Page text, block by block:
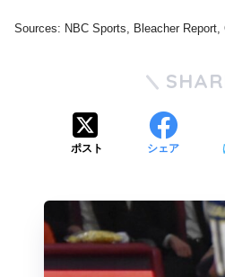
Sources: NBC Sports, Bleacher Report,
ポスト シェア